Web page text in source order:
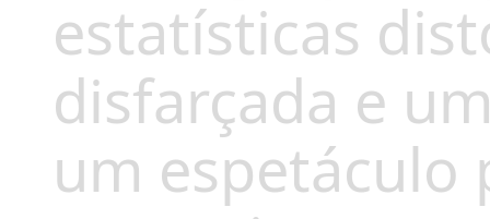
estatísticas
disfarçada e
um